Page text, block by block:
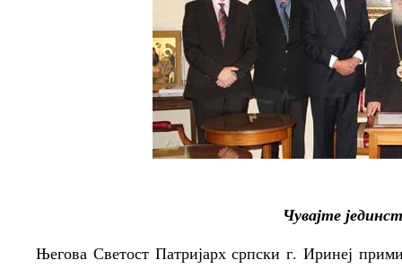
Чувајте
Његова Светост Патријарх српски г. Иринеј